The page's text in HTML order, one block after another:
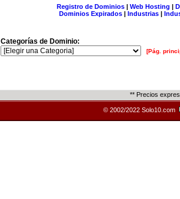
Registro de Dominios| Web Hosting |
Dominios Expirados | Industrias |
Categorías de Dominio:
[Pág.
** Precios
© 2002/2022 Solo10.com